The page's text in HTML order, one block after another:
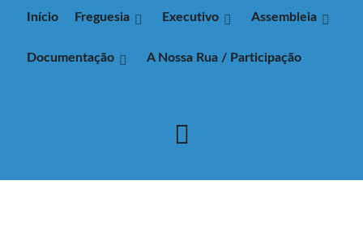
Início Freguesia Executivo Assembleia
Documentação A Nossa Rua / Participação